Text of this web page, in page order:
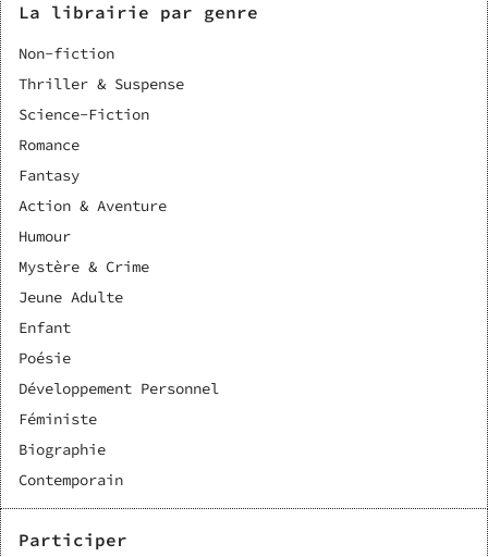
tiraillée par cette dangereuse tentation. L'un est
l'incarnation du bien, un ange au service de Dieu, l'autre
incarne le mal, un démon au service de Satan. Mais alors,
héroïne ?
La librairie par genre
Non-fiction
Thriller & Suspense
Science-Fiction
Romance
Fantasy
Action & Aventure
Humour
Mystère & Crime
Jeune Adulte
Enfant
Poésie
Développement Personnel
Féministe
Biographie
Contemporain
Participer